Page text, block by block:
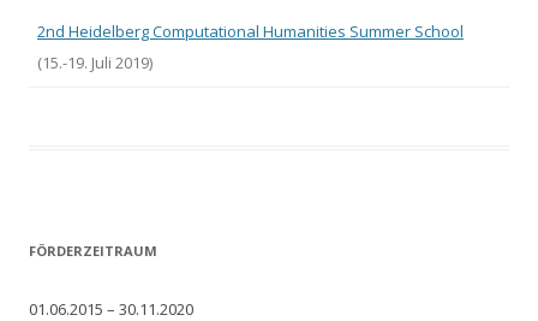
2nd Heidelberg Computational Humanities Summer School
(15.-19. Juli 2019)
FÖRDERZEITRAUM
01.06.2015 – 30.11.2020